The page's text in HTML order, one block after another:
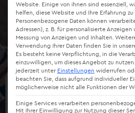
Fünf Fragen an
Bargel
Website. Einige von ihnen sind essenziell,
helfen, diese Website und Ihre Erfahrung zu
Personenbezogene Daten können
Adressen), z. B. für personalisierte
Messung von Anzeigen und Inhalten.
Verwendung Ihrer Daten finden Sie in
Es besteht keine Verpflichtung, in die
einzuwilligen, um dieses Angebot zu nutzen.
jederzeit unter Einstellungen widerrufen
beachten Sie, dass aufgrund individueller
möglicherweise nicht alle Funktionen der
Einige Services verarbeiten
Mit Ihrer Einwilligung zur Nutzung dieser